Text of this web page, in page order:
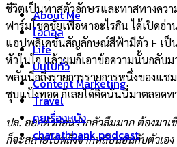
About Me
ไอดอล
Life
บ่นไปทั่ว
Content Marketing
Travel
คุยเรื่องหนัง
charathbank podcast
ชีวิตเป็นทาสตัวอักษรและทาสทางควา
ฟาร์มโชคชัยเพื่อหาอะไรกิน ได้เปิดอ่
แอปพลิเคชันสัญลักษณ์สีฟ้ามีตัว F เป็น
หัวในใจ แล้วผมก็เอาข้อความนั้นกลับ
พลันนึกถึงรายการรายการหนึ่งของแ
ชุบแป้งทอด ก็เลยได้คิดนั่นนี่มาตลอดท
ปล. ออกตัวก่อนว่ากลัวลืมมาก ต้องมาเ
ก็จะสลายไปหลังจากหลับนอนกับตัวเอง